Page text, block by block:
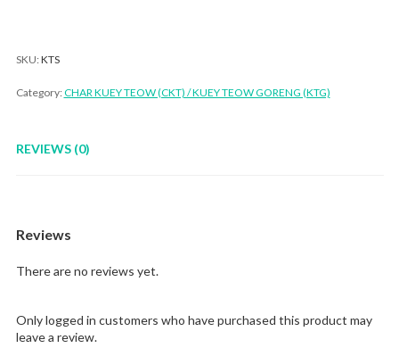
SKU: KTS
Category: CHAR KUEY TEOW (CKT) / KUEY TEOW GORENG (KTG)
REVIEWS (0)
Reviews
There are no reviews yet.
Only logged in customers who have purchased this product may
leave a review.